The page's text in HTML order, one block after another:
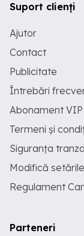
Suport clienți
Ajutor
Contact
Publicitate
Întrebări
Abonament VIP
Termeni și
Siguranța
Modifică
Regulament
Parteneri